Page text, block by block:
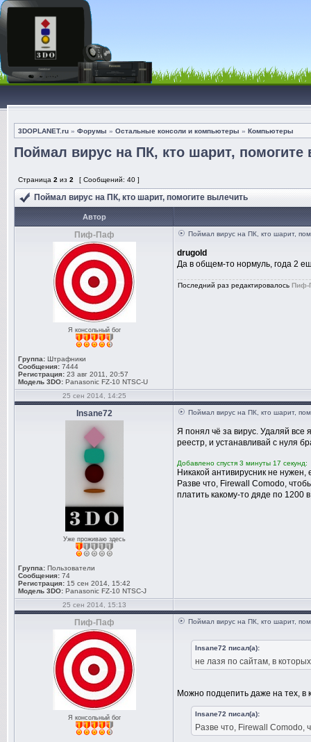
3DOPLANET.ru » Форумы » Остальные консоли и компьютеры » Компьютеры
Поймал вирус на ПК, кто шарит, помогите
Страница 2 из 2 [ Сообщений: 40 ]
Поймал вирус на ПК, кто шарит, помогите вылечить
Автор
Пиф-Паф
Я консольный бог
Группа: Штрафники
Сообщения: 7444
Регистрация: 23 авг 2011, 20:57
Модель 3DO: Panasonic FZ-10 NTSC-U
Поймал вирус на ПК, кто шарит,
drugold
Да в общем-то нормуль, года 2
Последний раз редактировалось Пиф-
25 сен 2014, 14:25
Insane72
Уже проживаю здесь
Группа: Пользователи
Сообщения: 74
Регистрация: 15 сен 2014, 15:42
Модель 3DO: Panasonic FZ-10 NTSC-J
Поймал вирус на ПК, кто шарит,
Я понял чё за вирус. Удаляй все
реестр, и устанавливай с нуля
Добавлено спустя 3 минуты 17 секунд:
Никакой антивирусник не
Разве что, Firewall Comodo,
платить какому-то дяде по 1200
25 сен 2014, 15:13
Пиф-Паф
Я консольный бог
Поймал вирус на ПК, кто шарит,
Insane72 писал(а):
не лазя по сайтам, в
Можно подцепить даже на тех, в
Insane72 писал(а):
Разве что, Firewall Comodo,